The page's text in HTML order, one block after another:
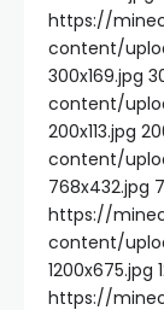
https://
content/
300x169.jpg
content/
200x113.jpg
content/
768x432.jpg
https://
content/
1200x675.jpg
https://